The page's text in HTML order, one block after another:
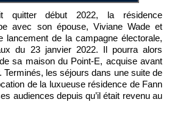
avec son épouse, Viviane Wade et
lancement de la campagne électorale,
du 23 janvier 2022. Il pourra alors
sa maison du Point-E, acquise avant
Terminés, les séjours dans une suite de
de la luxueuse résidence de Fann
audiences depuis qu’il était revenu au